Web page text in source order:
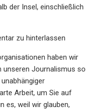
der Insel, einschließlich
zu hinterlassen
haben wir
unseren Journalismus so
Arbeit, um Sie auf
es, weil wir glauben,